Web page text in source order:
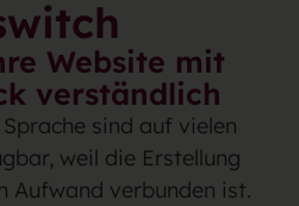
Website mit
verständlich
sind auf vielen
weil die Erstellung
Aufwand verbunden ist.